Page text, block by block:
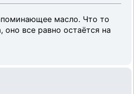
масло. Что то
оно все равно остаётся на